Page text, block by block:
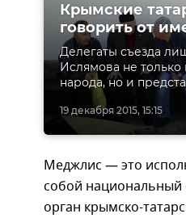
19 декабря 2015, 15:15
Крымские
говорить от
Делегаты съезда
Ислямова не только
народа, но и
Меджлис — это
собой
орган крымско-